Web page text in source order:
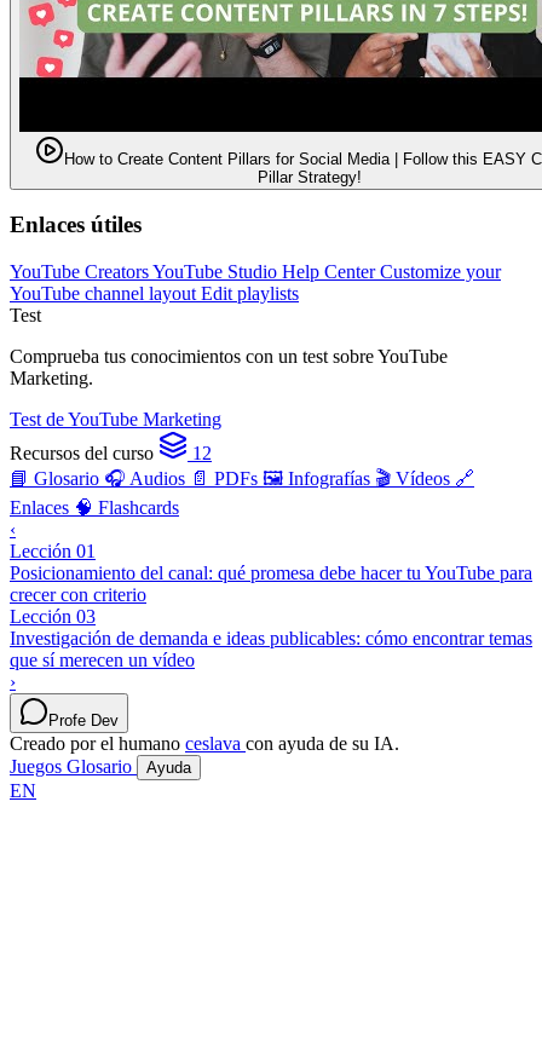
How to Create Content Pillars for Social Media | Follow this EASY
Pillar Strategy!
Enlaces útiles
YouTube CreatorsYouTube Studio Help CenterCustomize your
YouTube channel layout Edit playlists
Test
Comprueba tus conocimientos con un test sobre YouTube
Marketing.
Test de YouTube Marketing
Recursos del curso
12
📘 Glosario 🎧 Audios 📄 PDFs 🖼️ Infografías 🎬 Vídeos 🔗
Enlaces 🧠 Flashcards
‹
Lección 01
Posicionamiento del canal: qué promesa debe hacer tu YouTube para
crecer con criterio
Lección 03
Investigación de demanda e ideas publicables: cómo encontrar temas
que sí merecen un vídeo
›
Profe Dev
Creado por el humano ceslava con ayuda de su IA.
Juegos Glosario Ayuda
EN